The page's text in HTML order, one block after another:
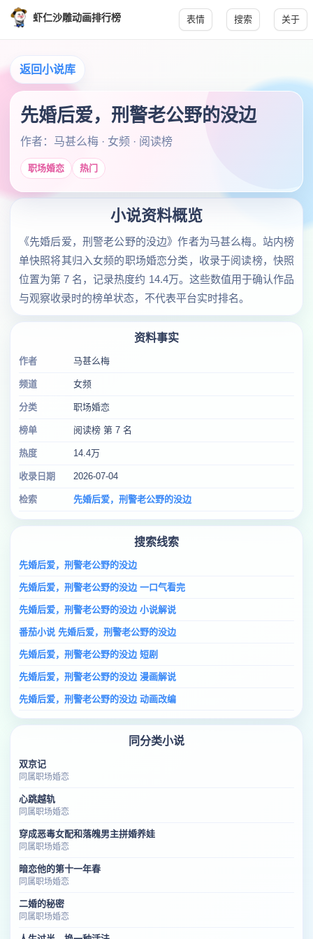
虾仁沙雕动画排行榜 表情 搜索 关于
返回小说库
先婚后爱，刑警老公野的没边
作者：马甚么梅 · 女频 · 阅读榜
职场婚恋 热门
小说资料概览
《先婚后爱，刑警老公野的没边》作者为马甚么梅。站内榜
单快照将其归入女频的职场婚恋分类，收录于阅读榜，快照
位置为第 7 名，记录热度约 14.4万。这些数值用于确认作品
与观察收录时的榜单状态，不代表平台实时排名。
资料事实
作者 马甚么梅
频道 女频
分类 职场婚恋
榜单 阅读榜 第 7 名
热度 14.4万
收录日期 2026-07-04
检索 先婚后爱，刑警老公野的没边
搜索线索
先婚后爱，刑警老公野的没边
先婚后爱，刑警老公野的没边 一口气看完
先婚后爱，刑警老公野的没边 小说解说
番茄小说 先婚后爱，刑警老公野的没边
先婚后爱，刑警老公野的没边 短剧
先婚后爱，刑警老公野的没边 漫画解说
先婚后爱，刑警老公野的没边 动画改编
同分类小说
双京记
同属职场婚恋
心跳越轨
同属职场婚恋
穿成恶毒女配和落魄男主拼婚养娃
同属职场婚恋
暗恋他的第十一年春
同属职场婚恋
二婚的秘密
同属职场婚恋